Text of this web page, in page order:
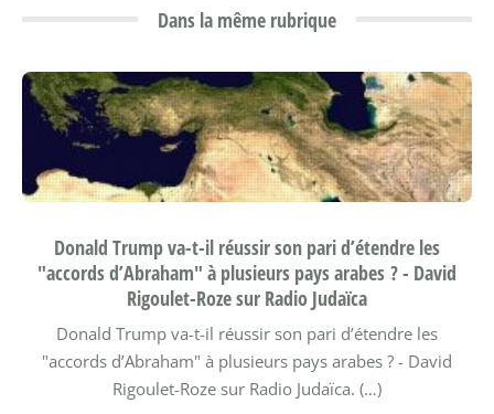
Dans la même rubrique
Donald Trump va-t-il réussir son pari d’étendre les
"accords d’Abraham" à plusieurs pays arabes ? - David
Rigoulet-Roze sur Radio Judaïca
Donald Trump va-t-il réussir son pari d’étendre les
"accords d’Abraham" à plusieurs pays arabes ? - David
Rigoulet-Roze sur Radio Judaïca. (…)